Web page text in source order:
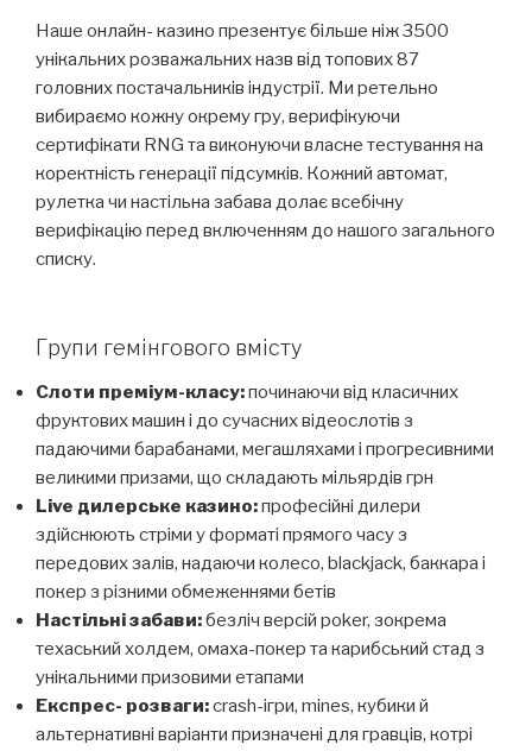
Наше онлайн- казино презентує більше ніж 3500
унікальних розважальних назв від топових 87
головних постачальників індустрії. Ми ретельно
вибираємо кожну окрему гру, верифікуючи
сертифікати RNG та виконуючи власне тестування на
коректність генерації підсумків. Кожний автомат,
рулетка чи настільна забава долає всебічну
верифікацію перед включенням до нашого загального
списку.
Групи гемінгового вмісту
Слоти преміум-класу:починаючи від класичних
фруктових машин і до сучасних відеослотів з
падаючими барабанами, мегашляхами і прогресивними
великими призами, що складають мільярдів грн
Live дилерське казино:професійні дилери
здійснюють стріми у форматі прямого часу з
передових залів, надаючи колесо, blackjack, баккара і
покер з різними обмеженнями бетів
Настільні забави:безліч версій poker, зокрема
техаський холдем, омаха-покер та карибський стад з
унікальними призовими етапами
Експрес- розваги:crash-ігри, mines, кубики й
альтернативні варіанти призначені для гравців, котрі